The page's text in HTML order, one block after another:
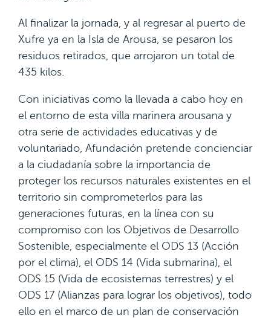
Al finalizar la jornada, y al regresar al puerto de
Xufre ya en la Isla de Arousa, se pesaron los
residuos retirados, que arrojaron un total de
435 kilos.
Con iniciativas como la llevada a cabo hoy en
el entorno de esta villa marinera arousana y
otra serie de actividades educativas y de
voluntariado, Afundación pretende concienciar
a la ciudadanía sobre la importancia de
proteger los recursos naturales existentes en el
territorio sin comprometerlos para las
generaciones futuras, en la línea con su
compromiso con los Objetivos de Desarrollo
Sostenible, especialmente el ODS 13 (Acción
por el clima), el ODS 14 (Vida submarina), el
ODS 15 (Vida de ecosistemas terrestres) y el
ODS 17 (Alianzas para lograr los objetivos), todo
ello en el marco de un plan de conservación